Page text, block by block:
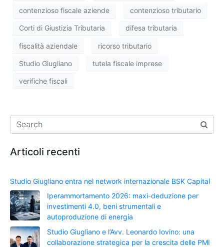
contenzioso fiscale aziende contenzioso tributario
Corti di Giustizia Tributaria difesa tributaria
fiscalità aziendale ricorso tributario
Studio Giugliano tutela fiscale imprese
verifiche fiscali
Articoli recenti
Studio Giugliano entra nel network internazionale BSK Capital
Iperammortamento 2026: maxi-deduzione per
investimenti 4.0, beni strumentali e
autoproduzione di energia
Studio Giugliano e l’Avv. Leonardo Iovino: una
collaborazione strategica per la crescita delle PMI